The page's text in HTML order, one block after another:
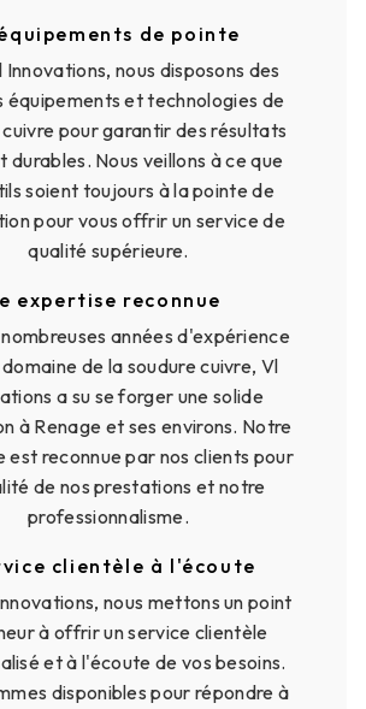
de pointe
Innovations, nous disposons des
équipements et technologies de
pour garantir des résultats
durables. Nous veillons à ce que
soient toujours à la pointe de
pour vous offrir un service de
qualité supérieure.
expertise reconnue
années d'expérience
de la soudure cuivre, Vl
a su se forger une solide
à Renage et ses environs. Notre
est reconnue par nos clients pour
de nos prestations et notre
professionnalisme.
clientèle à l'écoute
nous mettons un point
à offrir un service clientèle
et à l'écoute de vos besoins.
disponibles pour répondre à